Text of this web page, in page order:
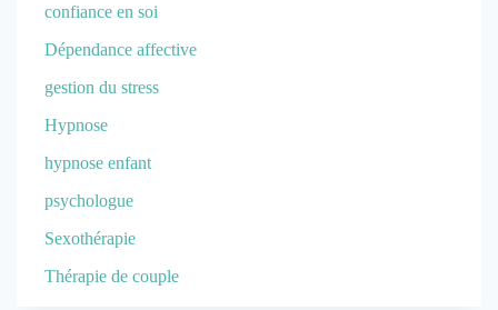
confiance en soi
Dépendance affective
gestion du stress
Hypnose
hypnose enfant
psychologue
Sexothérapie
Thérapie de couple